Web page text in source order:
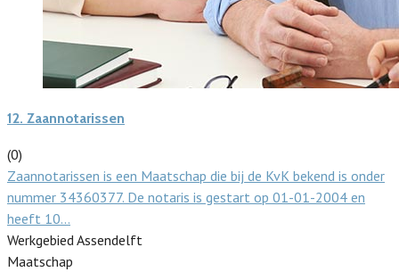
12. Zaannotarissen
(0)
Zaannotarissen is een Maatschap die bij de KvK bekend is onder
nummer 34360377. De notaris is gestart op 01-01-2004 en
heeft 10…
Werkgebied Assendelft
Maatschap